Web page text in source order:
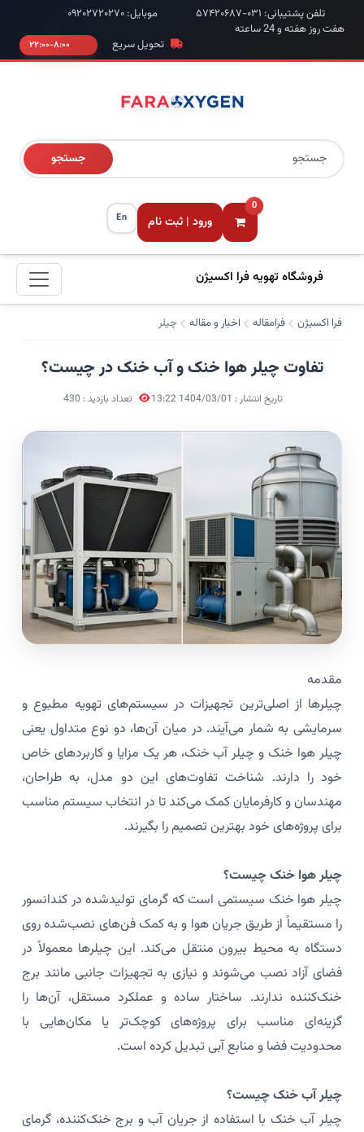
تلفن پشتیبانی: ۰۳۱-۵۷۴۲۰۶۸۷
موبایل: ۰۹۲۰۲۷۲۰۲۷۰
هفت روز هفته و 24 ساعته
تحویل سریع
جستجو
0
ورود | ثبت نام En
فروشگاه تهویه فرا اکسیژن
فرا اکسیژن فرامقاله اخبار و مقاله چیلر
تفاوت چیلر هوا خنک و آب خنک در چیست؟
تاریخ انتشار : 1404/03/01 13:22 تعداد بازدید : 430
مقدمه
چیلرها از اصلی‌ترین تجهیزات در سیستم‌های تهویه مطبوع و
سرمایشی به شمار می‌آیند. در میان آن‌ها، دو نوع متداول یعنی
چیلر هوا خنک و چیلر آب خنک، هر یک مزایا و کاربردهای خاص
خود را دارند. شناخت تفاوت‌های این دو مدل، به طراحان،
مهندسان و کارفرمایان کمک می‌کند تا در انتخاب سیستم مناسب
برای پروژه‌های خود بهترین تصمیم را بگیرند.
چیلر هوا خنک چیست؟
چیلر هوا خنک سیستمی است که گرمای تولیدشده در کندانسور
را مستقیماً از طریق جریان هوا و به کمک فن‌های نصب‌شده روی
دستگاه به محیط بیرون منتقل می‌کند. این چیلرها معمولاً در
فضای آزاد نصب می‌شوند و نیازی به تجهیزات جانبی مانند برج
خنک‌کننده ندارند. ساختار ساده و عملکرد مستقل، آن‌ها را
گزینه‌ای مناسب برای پروژه‌های کوچک‌تر یا مکان‌هایی با
محدودیت فضا و منابع آبی تبدیل کرده است.
چیلر آب خنک چیست؟
چیلر آب خنک با استفاده از جریان آب و برج خنک‌کننده، گرمای